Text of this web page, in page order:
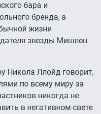
бара и
бренда, а
жизни
звезды Мишлен
Никола Ллойд говорит,
по всему миру за
никогда не
в негативном свете